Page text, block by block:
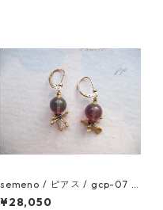
semeno / ピアス / gcp-07 /
25aw
¥28,050